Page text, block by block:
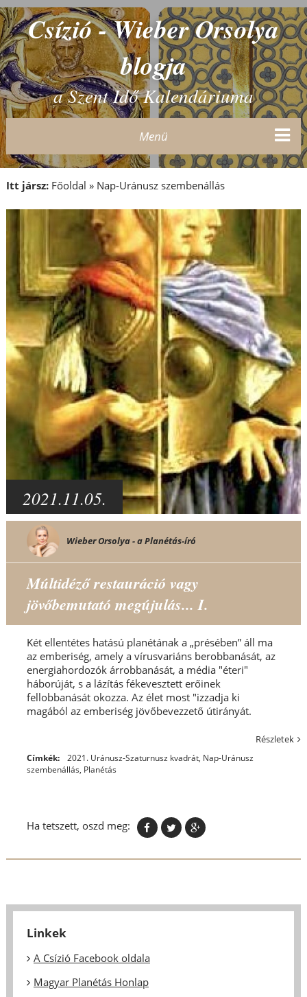
Csízió - Wieber Orsolya
blogja
a Szent Idő Kalendáriuma
Menü
Itt jársz: Főoldal » Nap-Uránusz szembenállás
2021.11.05.
Wieber Orsolya - a Planétás-író
Múltidéző restauráció vagy
jövőbemutató megújulás... I.
Két ellentétes hatású planétának a „présében” áll ma
az emberiség, amely a vírusvariáns berobbanását, az
energiahordozók árrobbanását, a média "éteri"
háborúját, s a lázítás fékevesztett erőinek
fellobbanását okozza. Az élet most "izzadja ki
magából az emberiség jövőbevezzető útirányát.
Részletek
Címkék: 2021. Uránusz-Szaturnusz kvadrát, Nap-Uránusz
szembenállás, Planétás
Ha tetszett, oszd meg:
Linkek
A Csízió Facebook oldala
Magyar Planétás Honlap